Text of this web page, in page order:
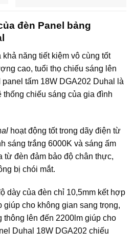
đèn Panel bảng
năng tiết kiệm vô cùng tốt
cao, tuổi thọ chiếu sáng lên
tấm 18W DGA202 Duhal là
thống chiếu sáng của gia đình
hoạt động tốt trong dãy điện từ
sáng trắng 6000K và sáng ấm
từ đèn đảm bảo độ chân thực,
bị chói mắt.
dày của đèn chỉ 10,5mm kết hợp
giúp cho không gian sang trọng,
thông lên đến 2200lm giúp cho
Duhal 18W DGA202 chiếu